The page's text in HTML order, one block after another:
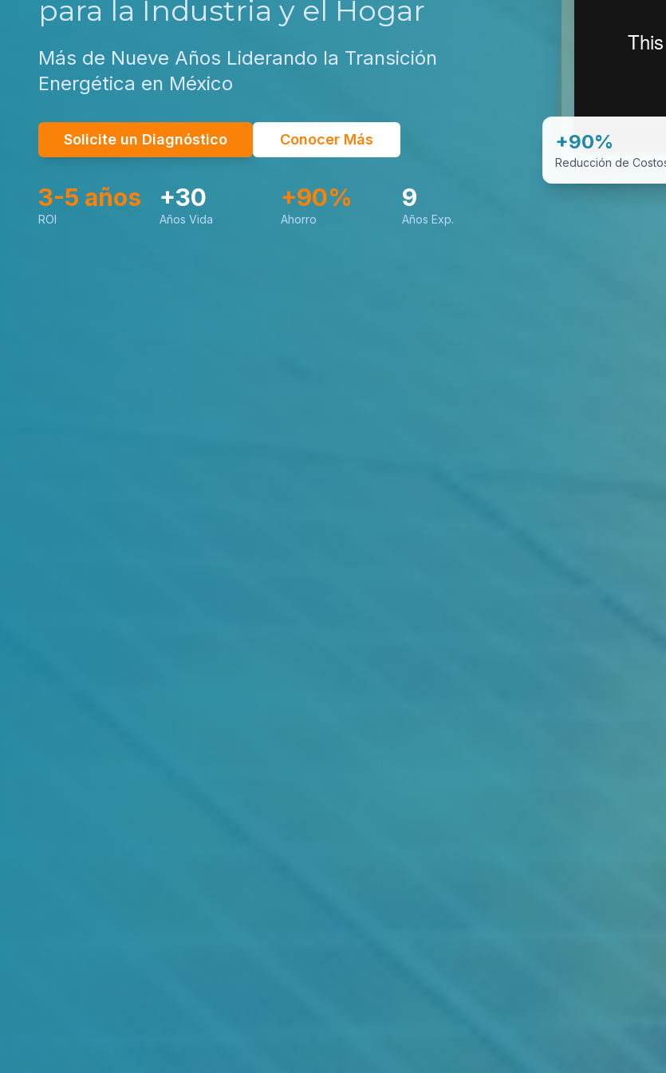
para la Industria y el Hogar
Más de Nueve Años Liderando la Transición
Energética en México
Solicite un Diagnóstico Conocer Más
3-5 años
ROI
+30
Años Vida
+90%
Ahorro
9
Años Exp.
+90%
Reducción de